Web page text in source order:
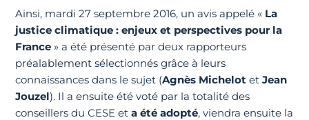
Ainsi, mardi 27 septembre 2016, un avis appelé « La
justice climatique : enjeux et perspectives pour la
France » a été présenté par deux rapporteurs
préalablement sélectionnés grâce à leurs
connaissances dans le sujet (Agnès Michelot etJean
Jouzel). Il a ensuite été voté par la totalité des
conseillers du CESE eta été adopté, viendra ensuite la